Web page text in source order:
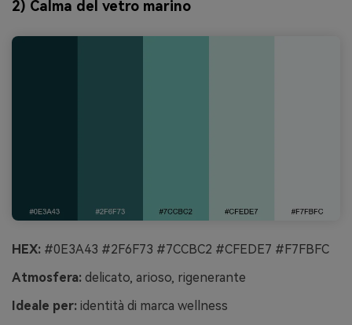
2) Calma del vetro marino
HEX: #0E3A43 #2F6F73 #7CCBC2 #CFEDE7 #F7FBFC
Atmosfera: delicato, arioso, rigenerante
Ideale per: identità di marca wellness